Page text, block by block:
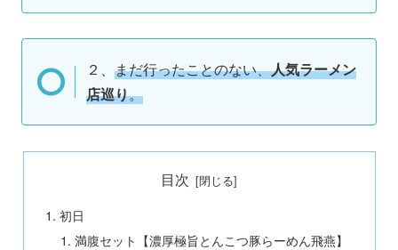
２、 まだ行ったことのない、人気ラーメン
店巡り。
目次
初日
満腹セット【濃厚極旨とんこつ豚らーめん飛燕】